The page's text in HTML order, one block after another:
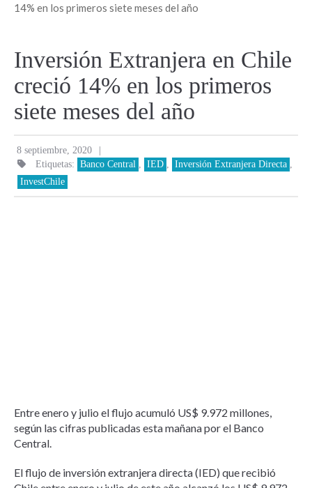
14% en los primeros siete meses del año
Inversión Extranjera en Chile
creció 14% en los primeros
siete meses del año
8 septiembre, 2020 |
Etiquetas: Banco Central IED Inversión Extranjera Directa
InvestChile
Entre enero y julio el flujo acumuló US$ 9.972 millones,
según las cifras publicadas esta mañana por el Banco
Central.
El flujo de inversión extranjera directa (IED) que recibió